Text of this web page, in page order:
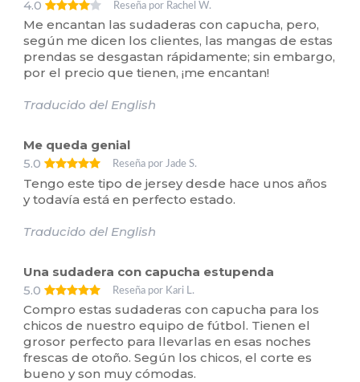
4.0 Reseña por Rachel W.
Me encantan las sudaderas con capucha, pero,
según me dicen los clientes, las mangas de estas
prendas se desgastan rápidamente; sin embargo,
por el precio que tienen, ¡me encantan!
Traducido del English
Me queda genial
5.0
Reseña por Jade S.
Tengo este tipo de jersey desde hace unos años
y todavía está en perfecto estado.
Traducido del English
Una sudadera con capucha estupenda
5.0
Reseña por Kari L.
Compro estas sudaderas con capucha para los
chicos de nuestro equipo de fútbol. Tienen el
grosor perfecto para llevarlas en esas noches
frescas de otoño. Según los chicos, el corte es
bueno y son muy cómodas.